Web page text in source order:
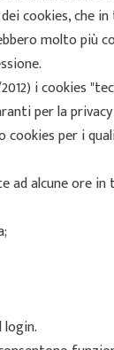
cookies, che
molto più
i cookies
per la
cookies per i
alcune ore in